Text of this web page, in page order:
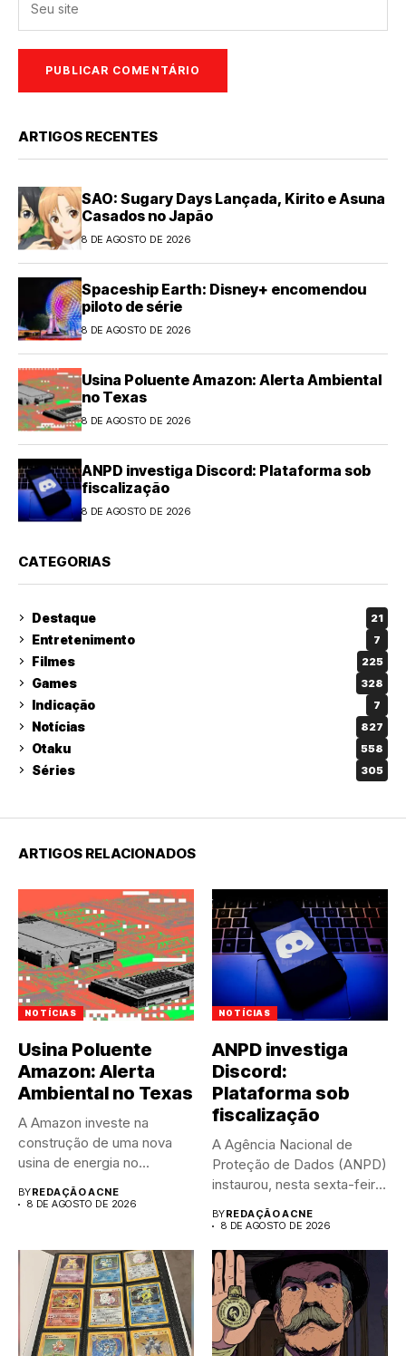
ARTIGOS RECENTES
SAO: Sugary Days Lançada, Kirito e Asuna
Casados no Japão
8 DE AGOSTO DE 2026
Spaceship Earth: Disney+ encomendou
piloto de série
8 DE AGOSTO DE 2026
Usina Poluente Amazon: Alerta Ambiental
no Texas
8 DE AGOSTO DE 2026
ANPD investiga Discord: Plataforma sob
fiscalização
8 DE AGOSTO DE 2026
CATEGORIAS
Destaque 21
Entretenimento 7
Filmes 225
Games 328
Indicação 7
Notícias 827
Otaku 558
Séries 305
ARTIGOS RELACIONADOS
NOTÍCIAS
Usina Poluente
Amazon: Alerta
Ambiental no Texas
A Amazon investe na
construção de uma nova
usina de energia no...
BYREDAÇÃO ACNE
8 DE AGOSTO DE 2026
NOTÍCIAS
ANPD investiga
Discord:
Plataforma sob
fiscalização
A Agência Nacional de
Proteção de Dados (ANPD)
instaurou, nesta sexta-feira
BYREDAÇÃO ACNE
8 DE AGOSTO DE 2026